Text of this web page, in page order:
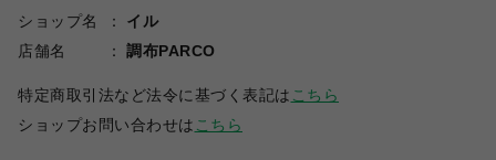
ショップ名
イル
店舗名
調布PARCO
特定商取引法など法令に基づく表記は こちら
ショップお問い合わせは こちら